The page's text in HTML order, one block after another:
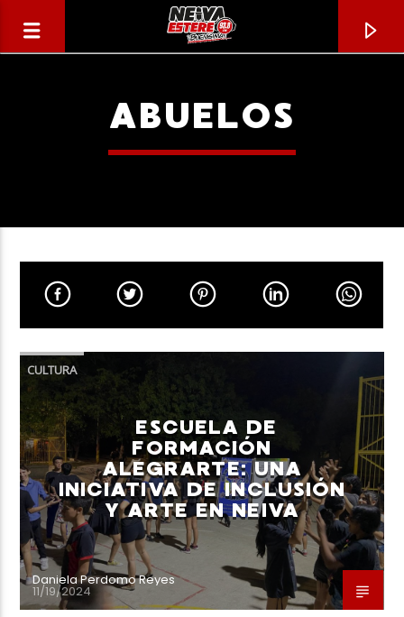
TÍTULO
ARTISTA
Neiva Estereo
ABUELOS
CULTURA
ESCUELA DE
FORMACIÓN
ALEGRARTE: UNA
INICIATIVA DE INCLUSIÓN
Y ARTE EN NEIVA
Daniela Perdomo Reyes
11/19/2024